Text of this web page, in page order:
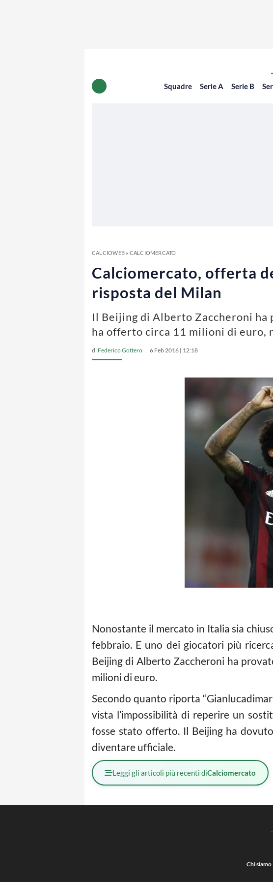
Squadre Serie A Serie B
CALCIOWEB» CALCIOMERCATO
Calciomercato, offerta
risposta del Milan
Il Beijing di Alberto Zaccheroni
ha offerto circa 11 milioni di euro,
di Federico Gottero 6 Feb 2016 | 12:18
Nonostante il mercato in Italia sia
febbraio. E uno dei giocatori più
Beijing di Alberto Zaccheroni ha
milioni di euro.
Secondo quanto riporta
vista l’impossibilità di reperire un
fosse stato offerto. Il Beijing ha
diventare ufficiale.
Leggi gli articoli più recenti diCalciomercato
Chi siamo